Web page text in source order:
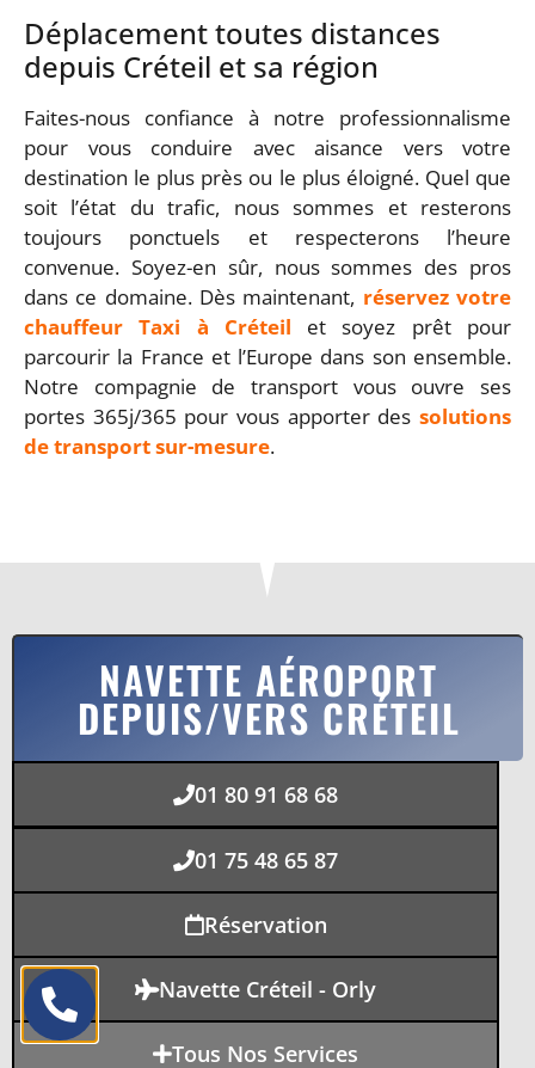
Déplacement toutes distances
depuis Créteil et sa région
Faites-nous confiance à notre professionnalisme
pour vous conduire avec aisance vers votre
destination le plus près ou le plus éloigné. Quel que
soit l’état du trafic, nous sommes et resterons
toujours ponctuels et respecterons l’heure
convenue. Soyez-en sûr, nous sommes des pros
dans ce domaine. Dès maintenant, réservez votre
chauffeur Taxi à Créteil et soyez prêt pour
parcourir la France et l’Europe dans son ensemble.
Notre compagnie de transport vous ouvre ses
portes 365j/365 pour vous apporter des solutions
de transport sur-mesure.
NAVETTE AÉROPORT
DEPUIS/VERS CRÉTEIL
01 80 91 68 68
01 75 48 65 87
Réservation
Navette Créteil - Orly
Tous Nos Services